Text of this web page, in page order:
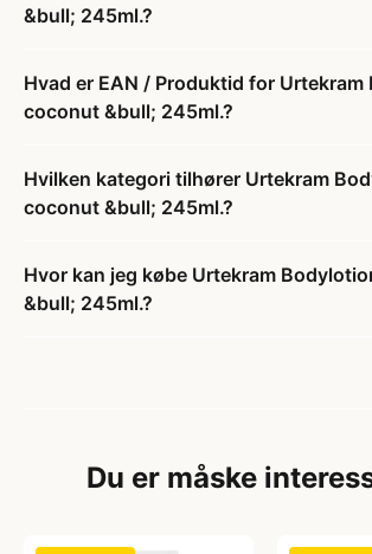
&bull; 245ml.?
Hvad er EAN / Produktid for Urtekram
coconut &bull; 245ml.?
Hvilken kategori tilhører Urtekram
coconut &bull; 245ml.?
Hvor kan jeg købe Urtekram
&bull; 245ml.?
Du er måske